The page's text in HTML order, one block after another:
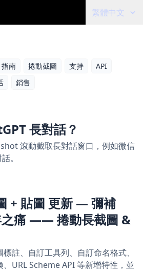
繁體中文
指南 捲動截圖 支持
API
銷售
長對話？
滾動截取長對話窗口，例如微信
。
+ 貼圖 更新 — 彌補
痛 —— 捲動長截圖 &
註、自訂工具列、自訂命名格式、
URL Scheme API 等新增特性，並